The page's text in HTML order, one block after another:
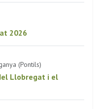
2026
(Pontils)
Llobregat i el